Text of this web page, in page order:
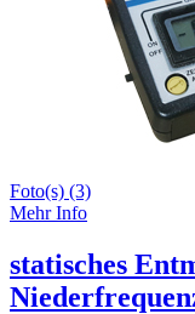
Foto(s) (3)
Mehr Info
statisches